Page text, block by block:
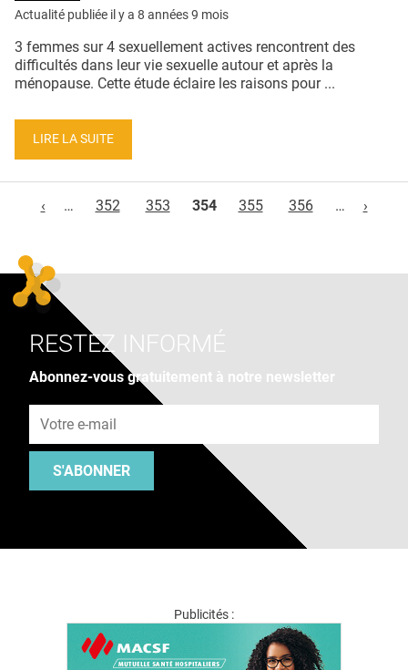
Actualité publiée il y a 8 années 9 mois
3 femmes sur 4 sexuellement actives rencontrent des
difficultés dans leur vie sexuelle autour et après la
ménopause. Cette étude éclaire les raisons pour ...
LIRE LA SUITE
‹
… 352 353 354 355 356 … ›
RESTEZ INFORMÉ
Abonnez-vous gratuitement à notre newsletter
S'ABONNER
Publicités :